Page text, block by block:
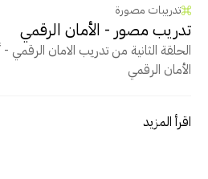
تدريبات مصورة
تدريب مصور - الأمان الرقمي
الحلقة الثانية من تدريب الامان الرقمي
الأمان الرقمي
اقرأ المزيد